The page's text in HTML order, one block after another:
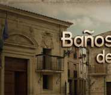
Saltar
al
contenido
Buscar